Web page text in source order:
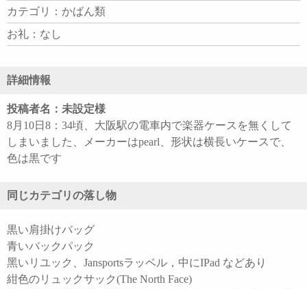
カテゴリ：かばん類
お礼：なし
詳細情報
投稿者名：未設定様
8月10日8：34頃、大阪駅の電車内で楽器ケースを無くして
しまいました、メーカーはpearl、形状は横長いケースで、
色は黒です
同じカテゴリの落し物
黒い肩掛けバッグ
青いバックパック
黑いリユック、Jansportsラッベル，中にIPad などあり
紺色のリュックサック(The North Face)